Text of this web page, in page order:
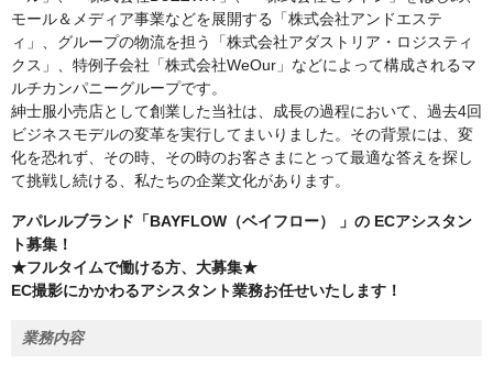
モール＆メディア事業などを展開する「株式会社アンドエステ
ィ」、グループの物流を担う「株式会社アダストリア・ロジスティ
クス」、特例子会社「株式会社WeOur」などによって構成されるマ
ルチカンパニーグループです。
紳士服小売店として創業した当社は、成長の過程において、過去4回
ビジネスモデルの変革を実行してまいりました。その背景には、変
化を恐れず、その時、その時のお客さまにとって最適な答えを探し
て挑戦し続ける、私たちの企業文化があります。
アパレルブランド「BAYFLOW（ベイフロー） 」の ECアシスタン
ト募集！
★フルタイムで働ける方、大募集★
EC撮影にかかわるアシスタント業務お任せいたします！
業務内容